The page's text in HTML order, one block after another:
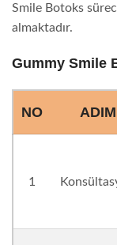
Smile Botoks
almaktadır.
Gummy Smile
NO ADIM
1